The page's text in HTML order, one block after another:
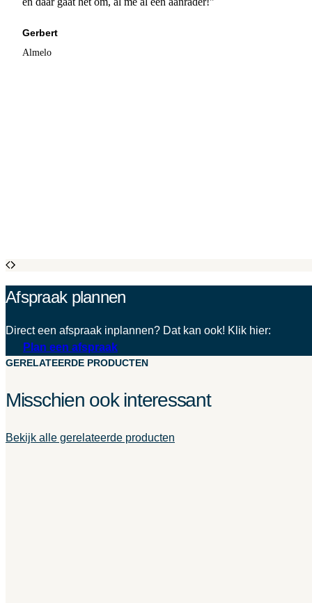
Gerbert
Almelo
Afspraak plannen
Direct een afspraak inplannen? Dat kan ook! Klik hier:
Plan een afspraak
GERELATEERDE PRODUCTEN
Misschien ook interessant
Bekijk alle gerelateerde producten